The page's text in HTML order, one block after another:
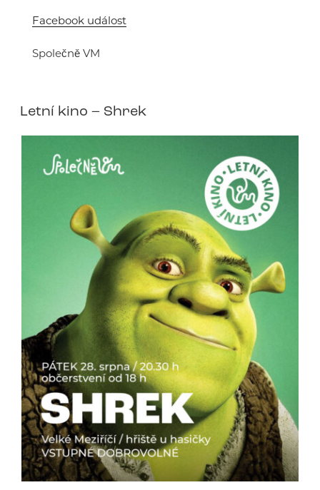
Facebook událost
Společně VM
Letní kino – Shrek